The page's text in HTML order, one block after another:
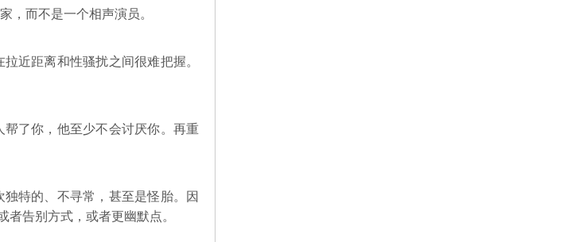
，而不是一个相声演员。
近距离和性骚扰之间很难把握。
了你，他至少不会讨厌你。再重
特的、不寻常，甚至是怪胎。因
告别方式，或者更幽默点。